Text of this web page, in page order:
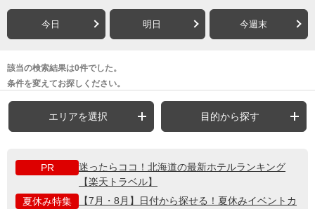
今日 明日 今週末
該当の検索結果は0件でした。
条件を変えてお探しください。
エリアを選択 目的から探す
PR
迷ったらココ！北海道の最新ホテルランキング
【楽天トラベル】
夏休み特集
【7月・8月】日付から探せる！夏休みイベントカ